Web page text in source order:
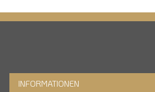
INFORMATIONEN